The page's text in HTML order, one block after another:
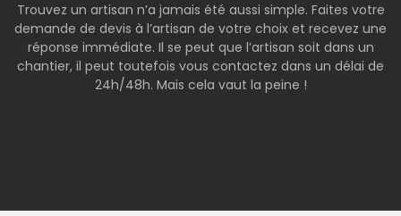
Trouvez un artisan n’a jamais été aussi simple. Faites votre
demande de devis à l’artisan de votre choix et recevez une
réponse immédiate. Il se peut que l’artisan soit dans un
chantier, il peut toutefois vous contactez dans un délai de
24h/48h. Mais cela vaut la peine !